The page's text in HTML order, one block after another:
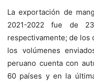
La exportación de
2021-2022 fue de
respectivamente; de los
los volúmenes
peruano cuenta con
60 países y en la